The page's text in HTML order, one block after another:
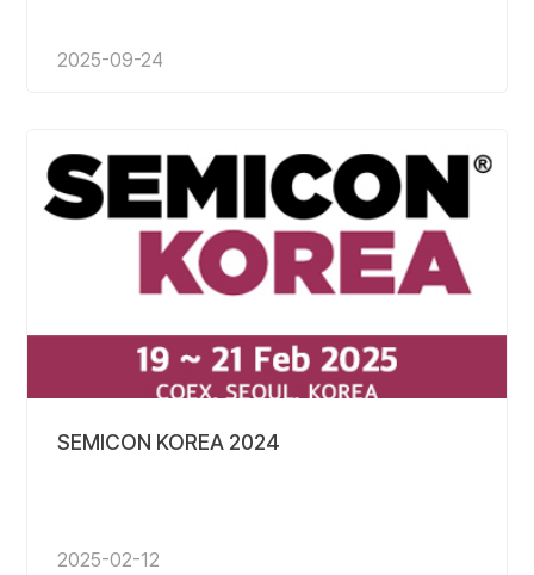
2025-09-24
SEMICON KOREA 2024
2025-02-12